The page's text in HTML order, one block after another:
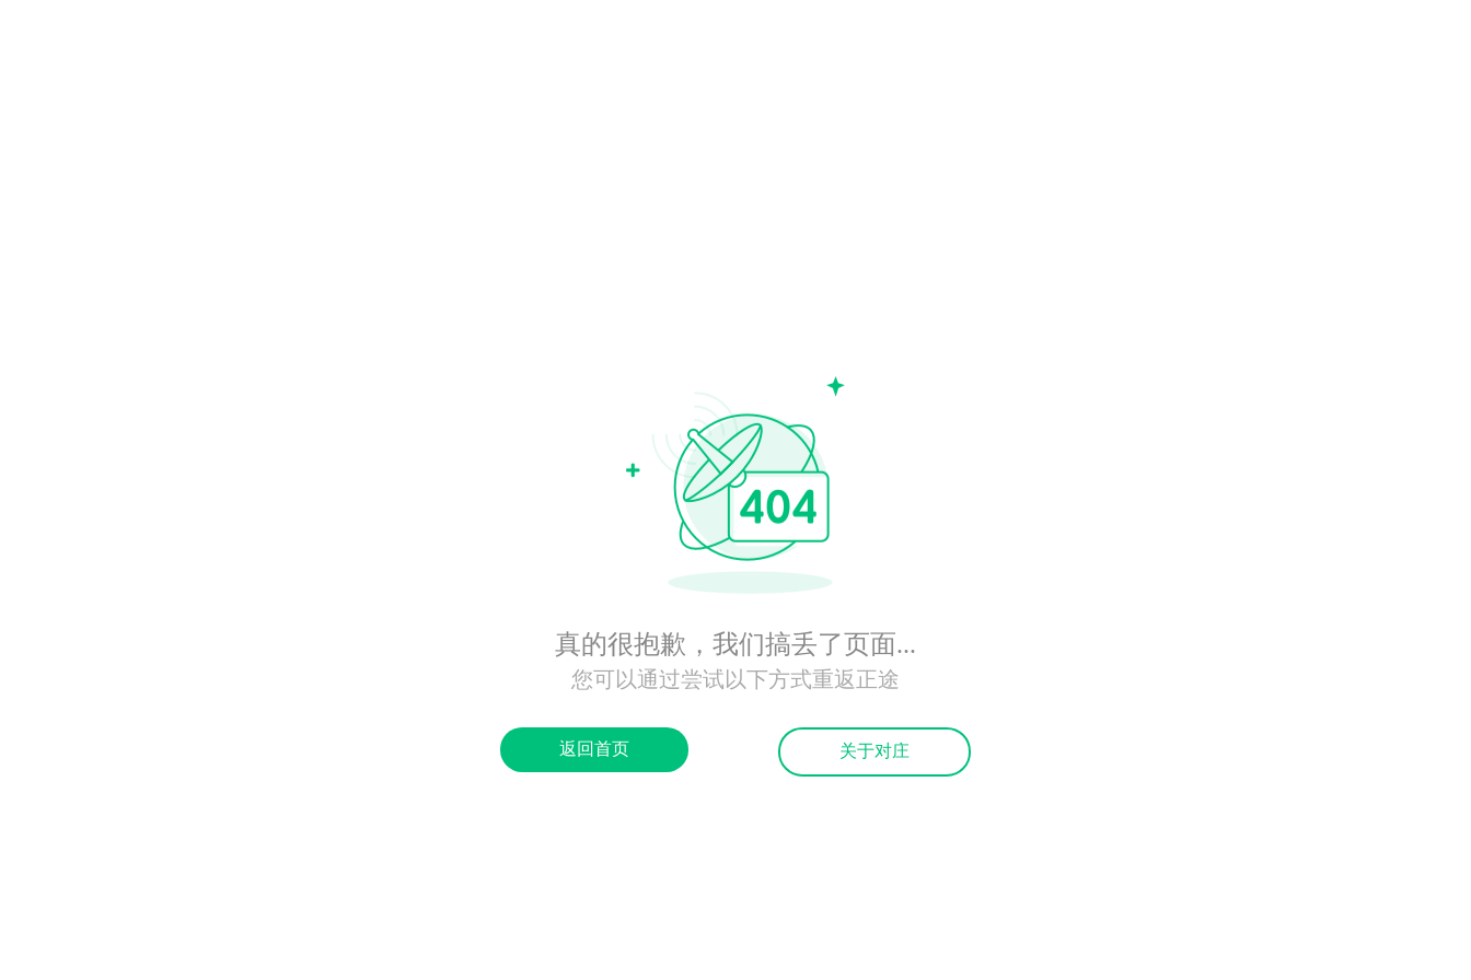
真的很抱歉，我们搞丢了页面...
您可以通过尝试以下方式重返正途
返回首页 关于对庄